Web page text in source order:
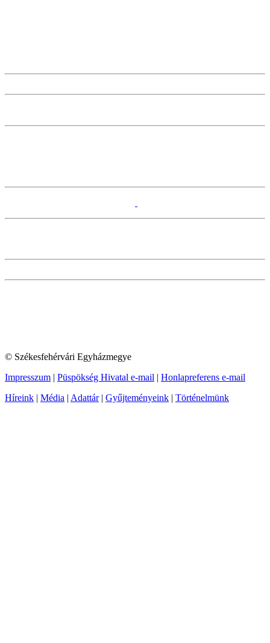
© Székesfehérvári Egyházmegye
Impresszum | Püspökség Hivatal e-mail | Honlapreferens e-mail
Híreink | Média | Adattár| Gyűjteményeink | Történelmünk